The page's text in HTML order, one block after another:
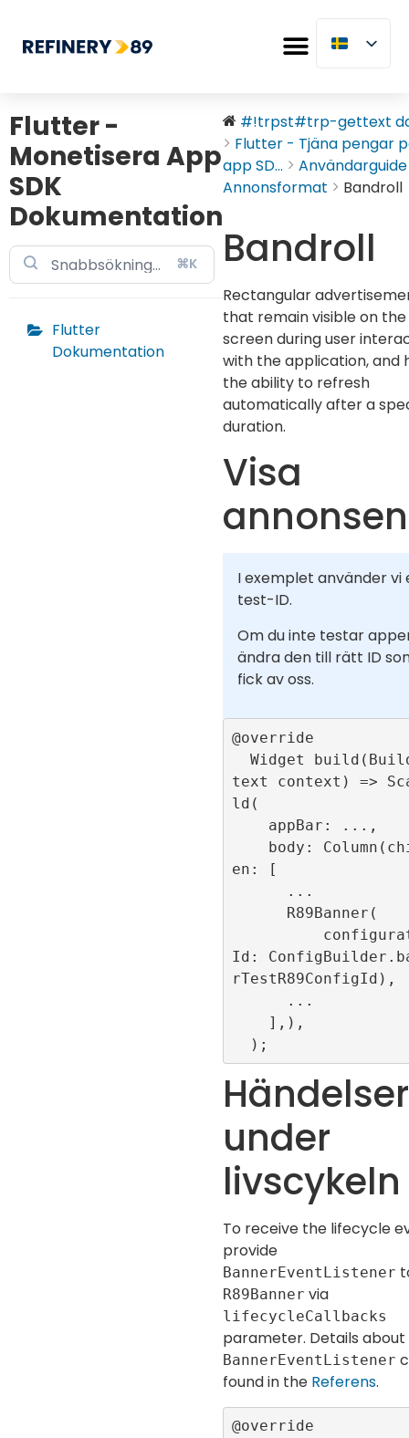
Flutter -
Monetisera App
SDK
Dokumentation
⌘K
Flutter
Dokumentation
#!trpst#trp-gettext
Flutter - Tjäna pengar
app SD...
Användarguide
Annonsformat
Bandroll
Bandroll
Rectangular
that remain visible on the
screen during user
with the application, and
the ability to refresh
automatically after a
duration.
Visa
annonsen
I exemplet använder vi
test-ID.
Om du inte testar
ändra den till rätt ID
fick av oss.
@override
text context) =>
ld(
en: [
Id:
rTestR89ConfigId),
Händelser
under
livscykeln
To receive the lifecycle
provide
BannerEventListener
R89Banner via
lifecycleCallbacks
parameter. Details about
BannerEventListener
found in the Referens.
@override